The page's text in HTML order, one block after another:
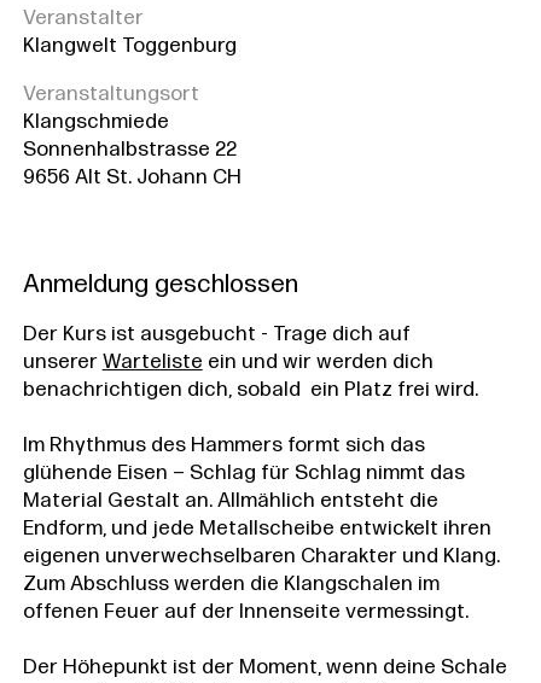
Veranstalter
Klangwelt Toggenburg
Veranstaltungsort
Klangschmiede
Sonnenhalbstrasse 22
9656 Alt St. Johann CH
Anmeldung geschlossen
Der Kurs ist ausgebucht - Trage dich auf
unserer Warteliste ein und wir werden dich
benachrichtigen dich, sobald ein Platz frei wird.
Im Rhythmus des Hammers formt sich das
glühende Eisen – Schlag für Schlag nimmt das
Material Gestalt an. Allmählich entsteht die
Endform, und jede Metallscheibe entwickelt ihren
eigenen unverwechselbaren Charakter und Klang.
Zum Abschluss werden die Klangschalen im
offenen Feuer auf der Innenseite vermessingt.
Der Höhepunkt ist der Moment, wenn deine Schale